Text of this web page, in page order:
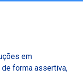
em
forma assertiva,